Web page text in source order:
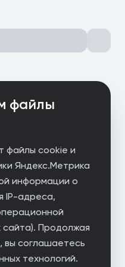
файлы
файлы cookie и
Яндекс.Метрика
информации о
IP-адреса,
Продолжая
вы соглашаетесь
технологий.